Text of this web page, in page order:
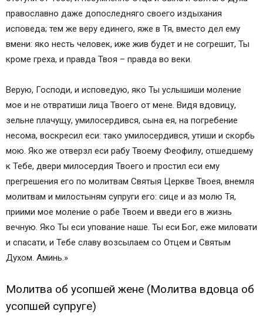
православно даже допоследняго своего издыхания
исповеда; тем же веру единего, яже в Тя, вместо дел ему
вмени: яко несть человек, иже жив будет и не согрешит, Ты
кроме греха, и правда Твоя – правда во веки.
Верую, Господи, и исповедую, яко Ты услышиши моление
мое и не отвратиши лица Твоего от мене. Видя вдовицу,
зельне плачущу, умилосердився, сына ея, на погребение
несома, воскресил еси: тако умилосердився, утиши и скорбь
мою. Яко же отверзл еси рабу Твоему Феофилу, отшедшему
к Тебе, двери милосердия Твоего и простил еси ему
прегрешения его по молитвам Святыя Церкве Твоея, внемля
молитвам и милостыням супруги его: сице и аз молю Тя,
приими мое моление о рабе Твоем и введи его в жизнь
вечную. Яко Ты еси упование наше. Ты еси Бог, еже миловати
и спасати, и Тебе славу возсылаем со Отцем и Святым
Духом. Аминь.»
Молитва об усопшей жене (Молитва вдовца об
усопшей супруге)